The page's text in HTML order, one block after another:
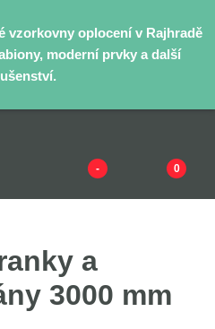
vzorkovny oplocení v Rajhradě
moderní prvky a další
- 0
a
3000 mm